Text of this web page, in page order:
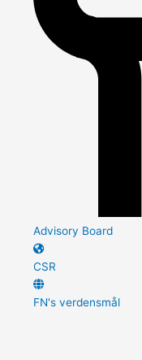
Advisory Board
CSR
FN's verdensmål